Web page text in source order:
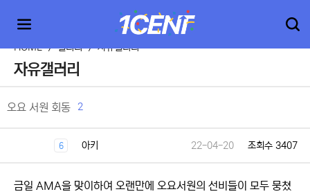
HOME > 갤러리 > 자유갤러리
자유갤러리
오요 서원 회동 2
6 아키 22-04-20 조회수 3407
금일 AMA을 맞이하여 오랜만에 오요서원의 선비들이 모두 뭉쳤